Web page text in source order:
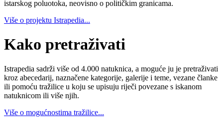
istarskog poluotoka, neovisno o političkim granicama.
Više o projektu Istrapedia...
Kako pretraživati
Istrapedia sadrži više od 4.000 natuknica, a moguće ju je pretraživati
kroz abecedarij, naznačene kategorije, galerije i teme, vezane članke
ili pomoću tražilice u koju se upisuju riječi povezane s iskanom
natuknicom ili više njih.
Više o mogućnostima tražilice...